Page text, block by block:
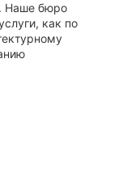
Наше бюро
как по